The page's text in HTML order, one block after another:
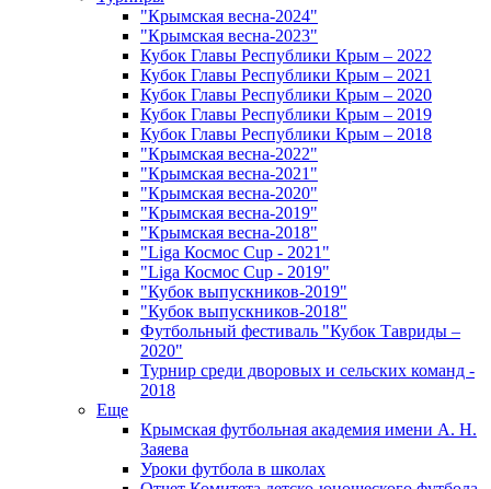
"Крымская весна-2024"
"Крымская весна-2023"
Кубок Главы Республики Крым – 2022
Кубок Главы Республики Крым – 2021
Кубок Главы Республики Крым – 2020
Кубок Главы Республики Крым – 2019
Кубок Главы Республики Крым – 2018
"Крымская весна-2022"
"Крымская весна-2021"
"Крымская весна-2020"
"Крымская весна-2019"
"Крымская весна-2018"
"Liga Космос Cup - 2021"
"Liga Космос Cup - 2019"
"Кубок выпускников-2019"
"Кубок выпускников-2018"
Футбольный фестиваль "Кубок Тавриды –
2020"
Турнир среди дворовых и сельских команд -
2018
Еще
Крымская футбольная академия имени А. Н.
Заяева
Уроки футбола в школах